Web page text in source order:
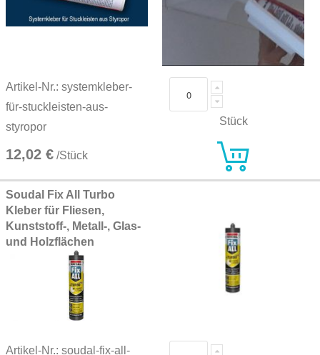
Artikel-Nr.: systemkleber-
für-stuckleisten-aus-
styropor
12,02 € /Stück
Stück
Soudal Fix All Turbo
Kleber für Fliesen,
Kunststoff-, Metall-, Glas-
und Holzflächen
Artikel-Nr.: soudal-fix-all-